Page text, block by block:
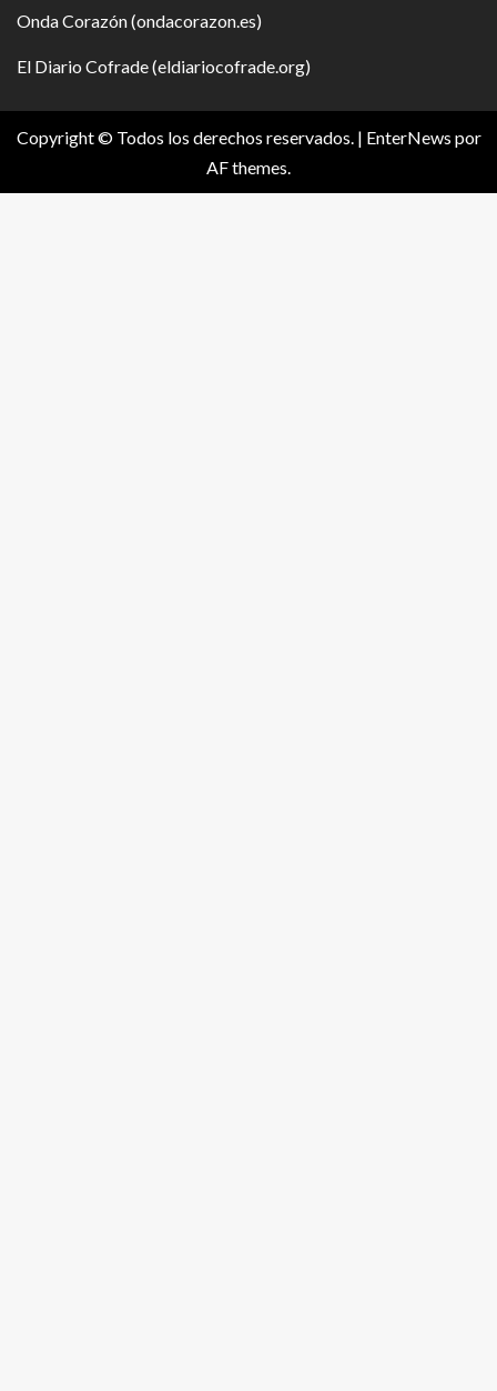
Onda Corazón (ondacorazon.es)
El Diario Cofrade (eldiariocofrade.org)
Copyright © Todos los derechos reservados. | EnterNews por
AF themes.